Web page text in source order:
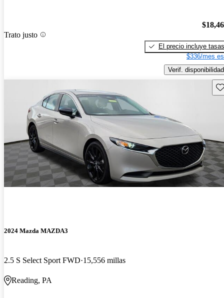
Trato justo
El precio incluye tasas
$336/mes
Verif. disponibilidad
2024 Mazda MAZDA3
2.5 S Select Sport FWD 15,556 millas
Reading, PA